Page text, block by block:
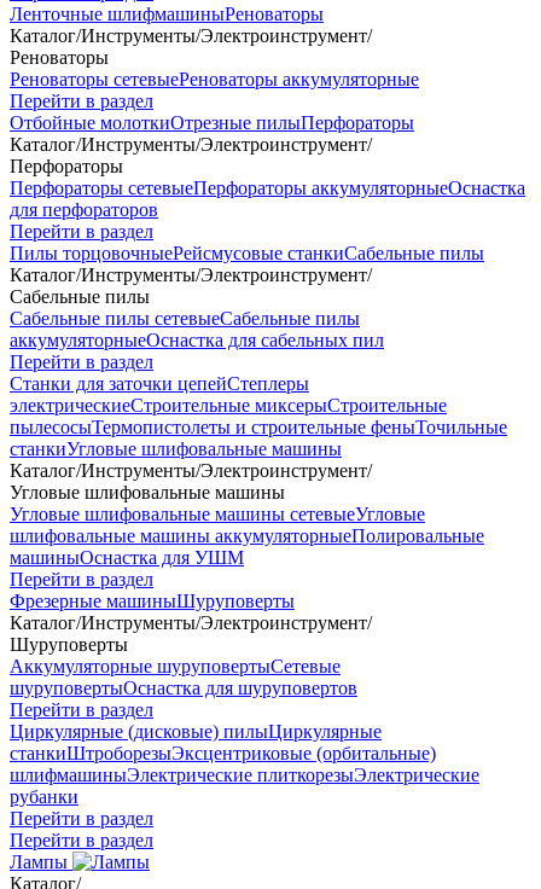
Ленточные шлифмашиныРеноваторы
Каталог/Инструменты/Электроинструмент/
Реноваторы
Реноваторы сетевыеРеноваторы аккумуляторные
Перейти в раздел
Отбойные молоткиОтрезные пилыПерфораторы
Каталог/Инструменты/Электроинструмент/
Перфораторы
Перфораторы сетевыеПерфораторы аккумуляторныеОснастка
для перфораторов
Перейти в раздел
Пилы торцовочныеРейсмусовые станкиСабельные пилы
Каталог/Инструменты/Электроинструмент/
Сабельные пилы
Сабельные пилы сетевыеСабельные пилы
аккумуляторныеОснастка для сабельных пил
Перейти в раздел
Станки для заточки цепейСтеплеры
электрическиеСтроительные миксерыСтроительные
пылесосыТермопистолеты и строительные феныТочильные
станкиУгловые шлифовальные машины
Каталог/Инструменты/Электроинструмент/
Угловые шлифовальные машины
Угловые шлифовальные машины сетевыеУгловые
шлифовальные машины аккумуляторныеПолировальные
машиныОснастка для УШМ
Перейти в раздел
Фрезерные машиныШуруповерты
Каталог/Инструменты/Электроинструмент/
Шуруповерты
Аккумуляторные шуруповертыСетевые
шуруповертыОснастка для шуруповертов
Перейти в раздел
Циркулярные (дисковые) пилыЦиркулярные
станкиШтроборезыЭксцентриковые (орбитальные)
шлифмашиныЭлектрические плиткорезыЭлектрические
рубанки
Перейти в раздел
Перейти в раздел
Лампы
Каталог/